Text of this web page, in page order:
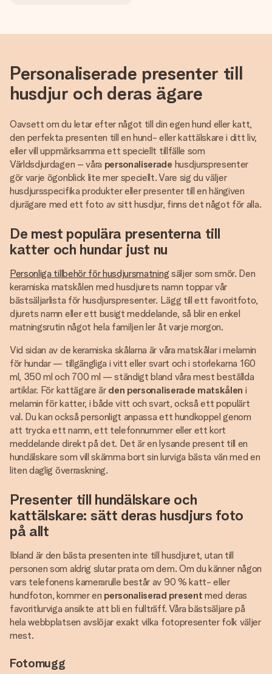
Personaliserade presenter till
husdjur och deras ägare
Oavsett om du letar efter något till din egen hund eller katt,
den perfekta presenten till en hund- eller kattälskare i ditt liv,
eller vill uppmärksamma ett speciellt tillfälle som
Världsdjurdagen – våra personaliserade husdjurspresenter
gör varje ögonblick lite mer speciellt. Vare sig du väljer
husdjursspecifika produkter eller presenter till en hängiven
djurägare med ett foto av sitt husdjur, finns det något för alla.
De mest populära presenterna till
katter och hundar just nu
Personliga tillbehör för husdjursmatning säljer som smör. Den
keramiska matskålen med husdjurets namn toppar vår
bästsäljarlista för husdjurspresenter. Lägg till ett favoritfoto,
djurets namn eller ett busigt meddelande, så blir en enkel
matningsrutin något hela familjen ler åt varje morgon.
Vid sidan av de keramiska skålarna är våra matskålar i melamin
för hundar — tillgängliga i vitt eller svart och i storlekarna 160
ml, 350 ml och 700 ml — ständigt bland våra mest beställda
artiklar. För kattägare är den personaliserade matskålen i
melamin för katter, i både vitt och svart, också ett populärt
val. Du kan också personligt anpassa ett hundkoppel genom
att trycka ett namn, ett telefonnummer eller ett kort
meddelande direkt på det. Det är en lysande present till en
hundälskare som vill skämma bort sin lurviga bästa vän med en
liten daglig överraskning.
Presenter till hundälskare och
kattälskare: sätt deras husdjurs foto
på allt
Ibland är den bästa presenten inte till husdjuret, utan till
personen som aldrig slutar prata om dem. Om du känner någon
vars telefonens kamerarulle består av 90 % katt- eller
hundfoton, kommer en personaliserad present med deras
favoritlurviga ansikte att bli en fullträff. Våra bästsäljare på
hela webbplatsen avslöjar exakt vilka fotopresenter folk väljer
mest.
Fotomugg